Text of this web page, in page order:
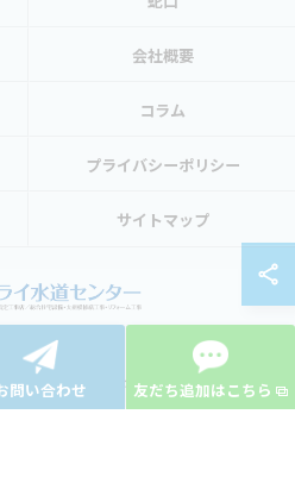
問い合わせ 友だち追加はこちら
会社概要
コラム
プライバシーポリシー
サイトマップ
ライ水道センター ALL RIGHTS RESERVED.